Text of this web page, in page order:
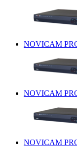
NOVICAM
NOVICAM
NOVICAM